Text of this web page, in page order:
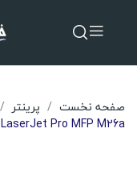
صفحه نخست پرینتر
LaserJet Pro MFP M26a